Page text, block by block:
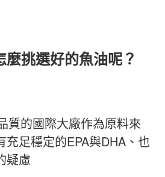
麼挑選好的魚油呢？
質的國際大廠作為原料來
充足穩定的EPA與DHA 、也
疑慮